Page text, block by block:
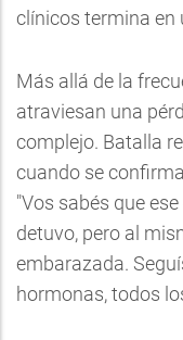
clínicos termina en
Más allá de la
atraviesan una
complejo. Batalla
cuando se
"Vos sabés que
detuvo, pero al
embarazada.
hormonas, todos